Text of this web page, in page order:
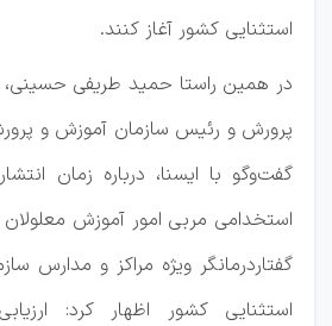
استثنایی کشور آغاز کنند.
در همین راستا حمید طریفی
پرورش و رئیس سازمان آموزش و
گفت‌وگو با ایسنا، درباره زمان
استخدامی مربی امور آموزش معلولان
گفتاردرمانگر ویژه مراکز و مدارس
استثنایی کشور اظهار کرد: